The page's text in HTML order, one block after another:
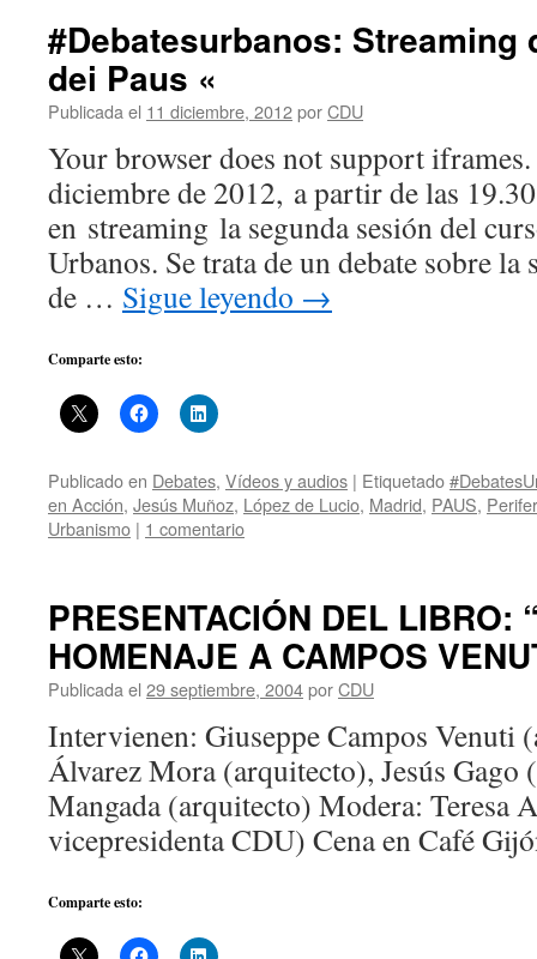
#Debatesurbanos: Streaming
dei Paus «
Publicada el 11 diciembre, 2012porCDU
Your browser does not support
diciembre de 2012, a partir de las
en streaming la segunda sesión del
Urbanos. Se trata de un debate sobre la
de … Sigue leyendo →
Comparte esto:
Publicado en Debates, Vídeos y audios | Etiquetado
en Acción, Jesús Muñoz, López de Lucio, Madrid, PAUS,
Urbanismo | 1 comentario
PRESENTACIÓN DEL LIBRO:
HOMENAJE A CAMPOS
Publicada el 29 septiembre, 2004porCDU
Intervienen: Giuseppe Campos Venuti
Álvarez Mora (arquitecto), Jesús Gago
Mangada (arquitecto) Modera: Teresa
vicepresidenta CDU) Cena en Café
Comparte esto: